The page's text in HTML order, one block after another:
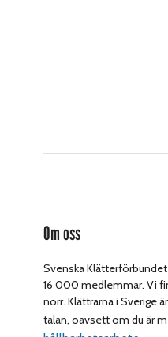
Om oss
Svenska
16 000 medlemmar. Vi
norr. Klättrarna i Sverige
talan, oavsett om du är